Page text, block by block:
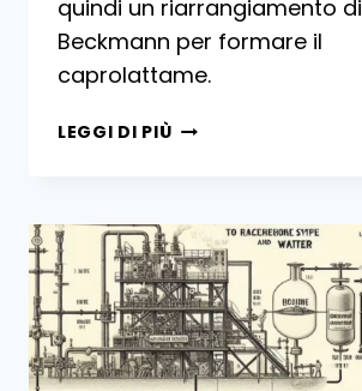
quindi un riarrangiamento di
Beckmann per formare il
caprolattame.
LEGGI DI PIÙ PRODUZIONE
CAPROLATTAME